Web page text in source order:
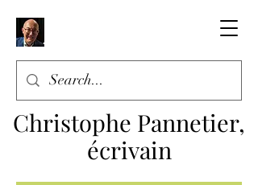
Christophe Pannetier,
écrivain